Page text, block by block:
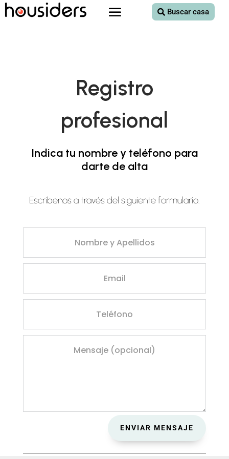
Buscar casa
Registro
profesional
Indica tu nombre y teléfono para
darte de alta
Escribenos a través del siguiente formulario.
ENVIAR MENSAJE